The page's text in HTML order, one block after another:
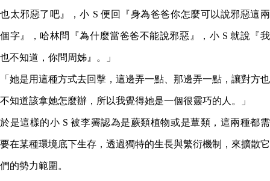
也太邪惡了吧』，小 S 便回『身為爸爸你怎麼可以說邪惡這兩
個字』，哈林問『為什麼當爸爸不能說邪惡』，小 S 就說『我
也不知道，你問周姊』。」
「她是用這種方式去回擊，這邊弄一點、那邊弄一點，讓對方也
不知道該拿她怎麼辦，所以我覺得她是一個很靈巧的人。」
於是這樣的小 S 被李霽認為是蕨類植物或是蕈類，這兩種都需
要在某種環境底下生存，透過獨特的生長與繁衍機制，來擴散它
們的勢力範圍。